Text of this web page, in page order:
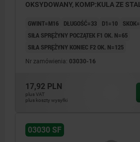
OKSYDOWANY, KOMP:KULA ZE
GWINT=M16 DŁUGOŚĆ=33 D1=10
SIŁA SPRĘŻYNY POCZĄTEK F1 OK. N=65
SIŁA SPRĘŻYNY KONIEC F2 OK. N=125
Nr zamówienia: 03030-16
17,92 PLN
plus VAT
plus koszty wysyłki
03030 SF